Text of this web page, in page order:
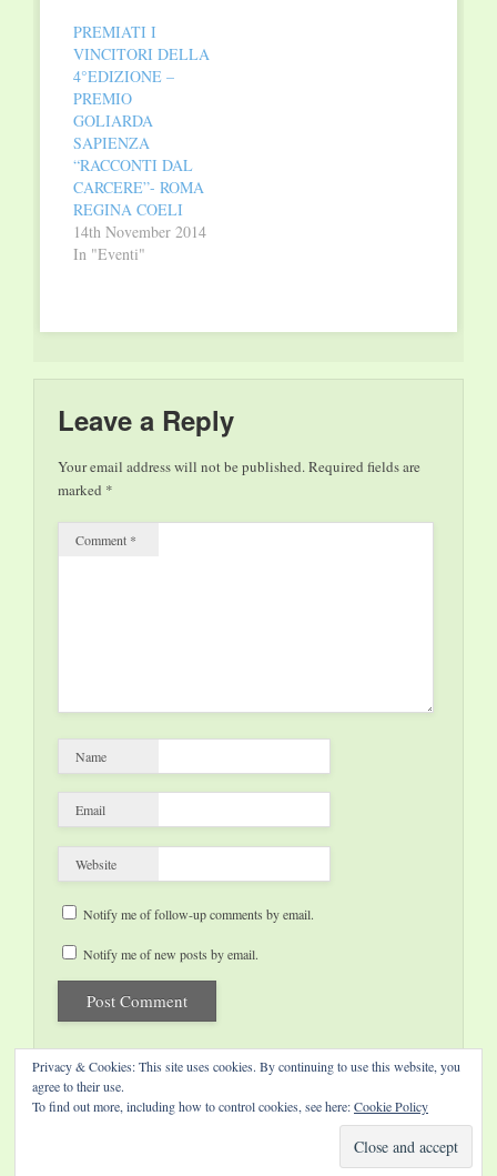
PREMIATI I
VINCITORI DELLA
4°EDIZIONE –
PREMIO
GOLIARDA
SAPIENZA
“RACCONTI DAL
CARCERE”- ROMA
REGINA COELI
14th November 2014
In "Eventi"
Leave a Reply
Your email address will not be published.Required fields are
marked *
Comment *
Name
Email
Website
Notify me of follow-up comments by email.
Notify me of new posts by email.
Privacy & Cookies: This site uses cookies. By continuing to use this website, you
agree to their use.
To find out more, including how to control cookies, see here:Cookie Policy